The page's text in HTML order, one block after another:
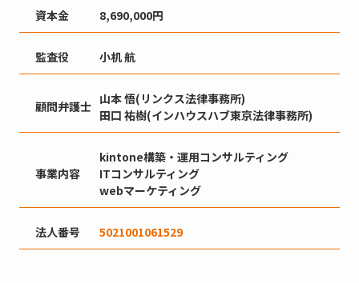
資本金 8,690,000円
監査役 小机 航
顧問弁護士
山本 悟(リンクス法律事務所)
田口 祐樹(インハウスハブ東京法律事務所)
事業内容
kintone構築・運用コンサルティング
ITコンサルティング
webマーケティング
法人番号 5021001061529